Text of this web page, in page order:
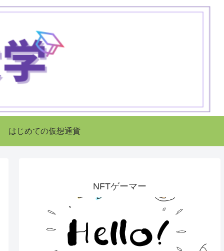
はじめての仮想通貨
NFTゲーマー